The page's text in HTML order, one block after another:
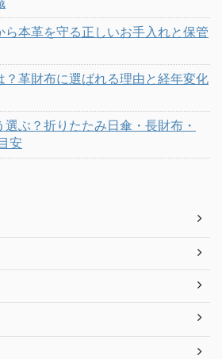
本革を守る正しいお手入れと保管
？革財布に選ばれる理由と経年変化
ぶ？折りたたみ日傘・長財布・
安